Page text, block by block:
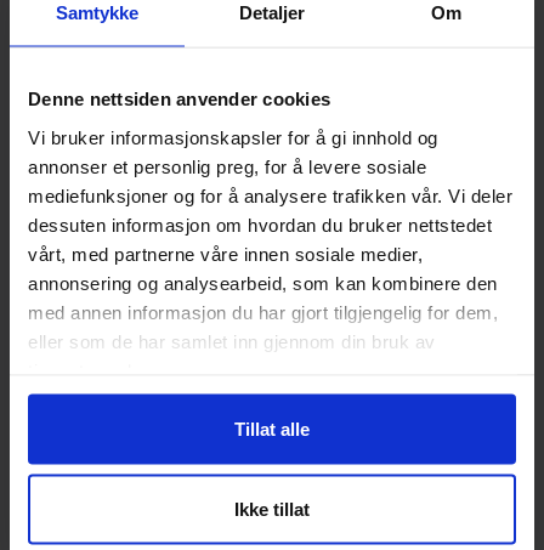
Samtykke Detaljer Om
Denne nettsiden anvender cookies
Vi bruker informasjonskapsler for å gi innhold og
annonser et personlig preg, for å levere sosiale
mediefunksjoner og for å analysere trafikken vår. Vi deler
dessuten informasjon om hvordan du bruker nettstedet
vårt, med partnerne våre innen sosiale medier,
annonsering og analysearbeid, som kan kombinere den
med annen informasjon du har gjort tilgjengelig for dem,
eller som de har samlet inn gjennom din bruk av
Tillat alle
Ikke tillat
eventuelt prøvekjørt, og at salgsobjektet er akseptert i den
uten at salgsobjektet er besiktiget, testet og eventuelt
lokasjon, ta kontakt eller les våre vilkår
https://xbid.no/Home/Terms. XBID AS er ikke selger av
objektene hos XBID.no. Dersom selger aksepter budet etter
gjennomført auksjon, vil det bli inngått formell kjøpekontrakt
mellom budgiver (kjøper) og eier av objektet (selger).
Objekter som har overskredet frist for EU-kontroll kanikke
lånefinansieres.